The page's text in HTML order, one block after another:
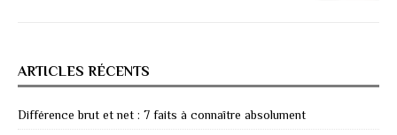
ARTICLES RÉCENTS
Différence brut et net : 7 faits à connaître absolument